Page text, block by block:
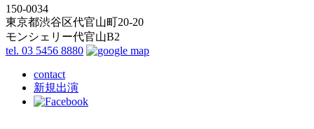
150-0034
東京都渋谷区代官山町20-20
モンシェリー代官山B2
tel. 03 5456 8880
contact
新規出演